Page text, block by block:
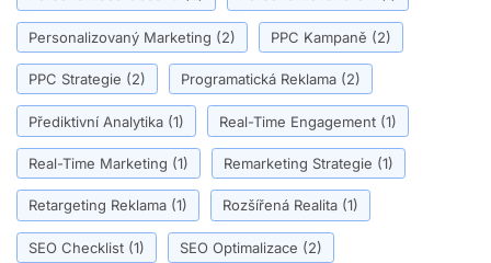
Personalizovaný Marketing (2) PPC Kampaně (2)
PPC Strategie (2) Programatická Reklama (2)
Přediktivní Analytika (1) Real-Time Engagement (1)
Real-Time Marketing (1) Remarketing Strategie (1)
Retargeting Reklama (1) Rozšířená Realita (1)
SEO Checklist (1) SEO Optimalizace (2)